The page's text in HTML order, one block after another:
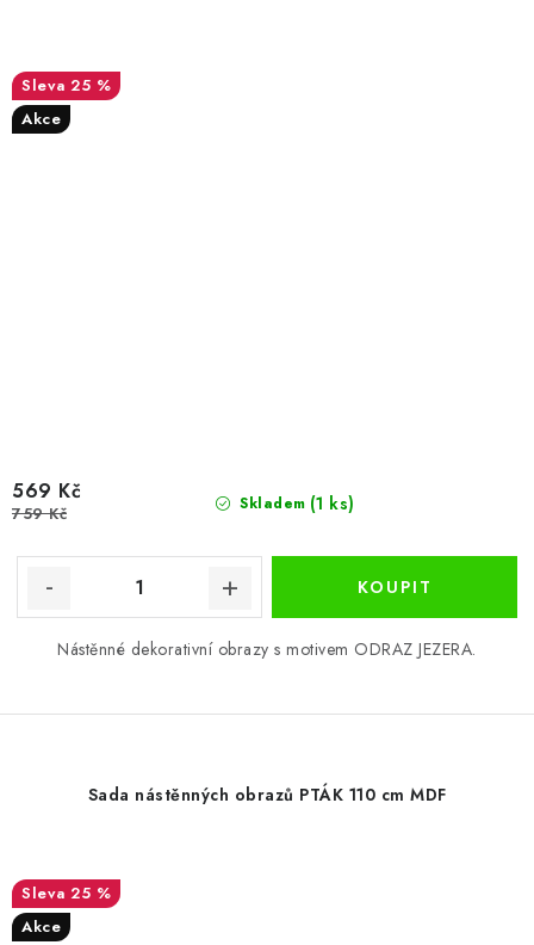
25 %
Akce
Skladem (1 ks)
569 Kč
759 Kč
Nástěnné dekorativní obrazy s motivem ODRAZ JEZERA.
Sada nástěnných obrazů PTÁK 110 cm MDF
25 %
Akce